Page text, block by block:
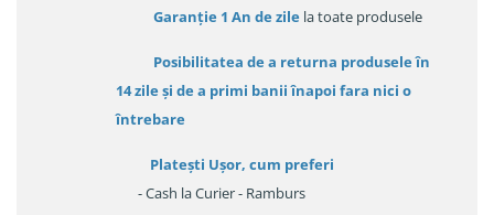
Garanție 1 An de zile la toate produsele
Posibilitatea de a returna produsele în
14 zileși de a primi banii înapoi fara nici o
întrebare
Platești Ușor, cum preferi
- Cash la Curier - Ramburs